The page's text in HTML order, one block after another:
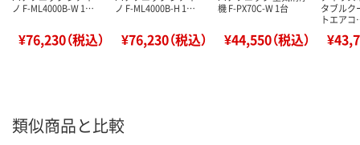
ノ F-ML4000B-W 1…
¥76,230（税込）
ノ F-ML4000B-H 1…
¥76,230（税込）
機 F-PX70C-W 1台
¥44,550（税込）
タブルク
トエア
類似商品と比較